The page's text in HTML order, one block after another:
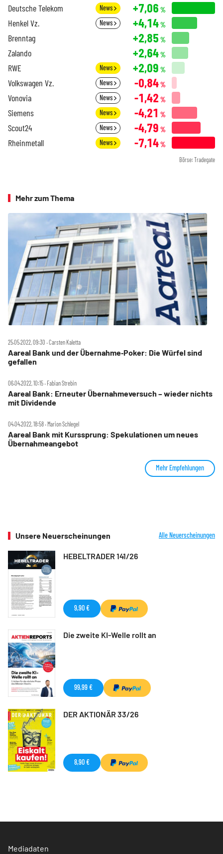
Deutsche Telekom News +7,06 %
Henkel Vz. News +4,14%
Brenntag +2,85 %
Zalando +2,64%
RWE News +2,09 %
Volkswagen Vz. News -0,84%
Vonovia News -1,42 %
Siemens News -4,21 %
Scout24 News -4,79 %
Rheinmetall News -7,14%
Börse: Tradegate
Mehr zum Thema
25.05.2022, 09:30 ‧ Carsten Kaletta
Aareal Bank und der Übernahme‑Poker: Die Würfel sind
gefallen
06.04.2022, 10:15 ‧ Fabian Strebin
Aareal Bank: Erneuter Übernahmeversuch – wieder nichts
mit Dividende
04.04.2022, 18:58 ‧ Marion Schlegel
Aareal Bank mit Kurssprung: Spekulationen um neues
Übernahmeangebot
Mehr Empfehlungen
Unsere Neuerscheinungen Alle Neuerscheinungen
HEBELTRADER 141/26
9,90 €
Die zweite KI-Welle rollt an
99,99 €
DER AKTIONÄR 33/26
8,90 €
Mediadaten